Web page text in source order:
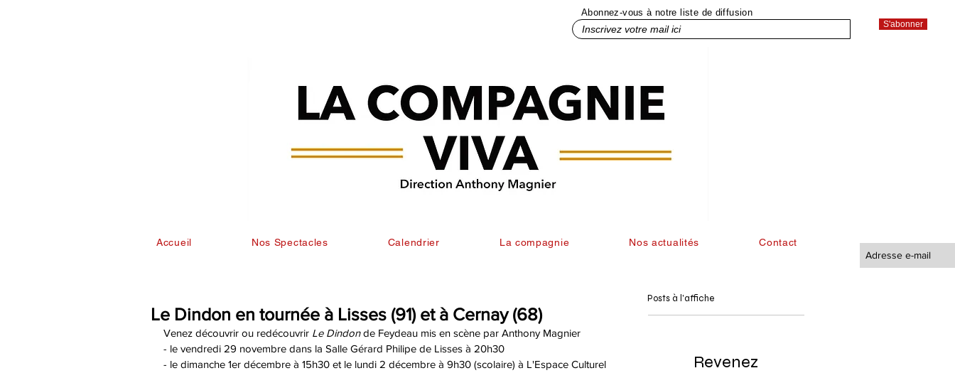
Abonnez-vous à notre liste de diffusion
Inscrivez votre mail ici
S'abonner
Accueil Nos Spectacles Calendrier La compagnie Nos actualités Contact
Le Dindon en tournée à Lisses (91) et à Cernay (68)
Venez découvrir ou redécouvrir Le Dindon de Feydeau mis en scène par Anthony Magnier
- le vendredi 29 novembre dans la Salle Gérard Philipe de Lisses à 20h30
- le dimanche 1er décembre à 15h30 et le lundi 2 décembre à 9h30 (scolaire) à L'Espace Culturel
Posts à l'affiche
Revenez